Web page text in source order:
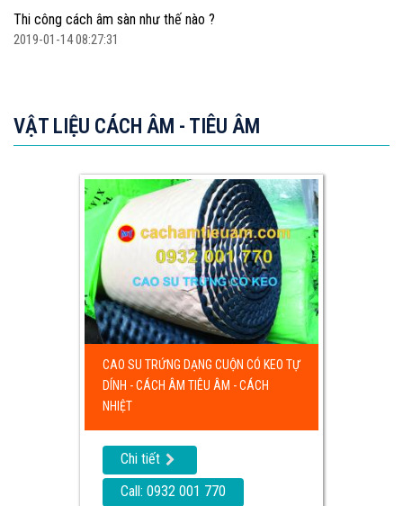
Thi công cách âm sàn như thế nào ?
2019-01-14 08:27:31
VẬT LIỆU CÁCH ÂM - TIÊU ÂM
CAO SU TRỨNG DẠNG CUỘN CÓ KEO TỰ
DÍNH - CÁCH ÂM TIÊU ÂM - CÁCH
NHIỆT
Chi tiết
Call: 0932 001 770